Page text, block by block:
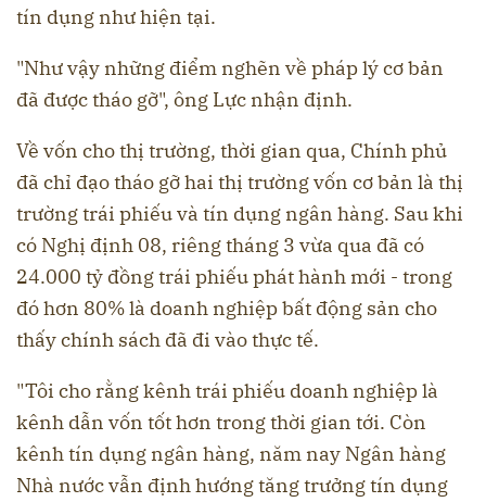
tín dụng như hiện tại.
"Như vậy những điểm nghẽn về pháp lý cơ bản
đã được tháo gỡ", ông Lực nhận định.
Về vốn cho thị trường, thời gian qua, Chính phủ
đã chỉ đạo tháo gỡ hai thị trường vốn cơ bản là thị
trường trái phiếu và tín dụng ngân hàng. Sau khi
có Nghị định 08, riêng tháng 3 vừa qua đã có
24.000 tỷ đồng trái phiếu phát hành mới - trong
đó hơn 80% là doanh nghiệp bất động sản cho
thấy chính sách đã đi vào thực tế.
"Tôi cho rằng kênh trái phiếu doanh nghiệp là
kênh dẫn vốn tốt hơn trong thời gian tới. Còn
kênh tín dụng ngân hàng, năm nay Ngân hàng
Nhà nước vẫn định hướng tăng trưởng tín dụng